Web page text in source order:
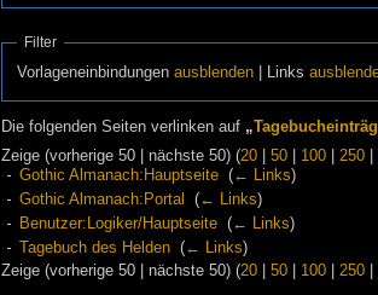
Filter
Vorlageneinbindungenausblenden | Links
Die folgenden Seiten verlinken auf „
Zeige (vorherige 50 | nächste 50) (20| 50| 100| 250|
Gothic Almanach:Hauptseite‎ (← Links)
Gothic Almanach:Portal
(← Links)
Benutzer:Logiker/Hauptseite‎ (← Links)
Tagebuch des Helden‎ (← Links)
Zeige (vorherige 50 | nächste 50) (20| 50| 100| 250|